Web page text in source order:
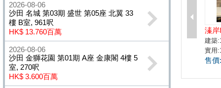
2026-08-06
沙田 名城 第03期 盛世 第05座 北翼 33
樓 B室, 961呎
HK$ 13.760百萬
2026-08-06
沙田 金獅花園 第01期 A座 金康閣 4樓 5
室, 270呎
HK$ 3.600百萬